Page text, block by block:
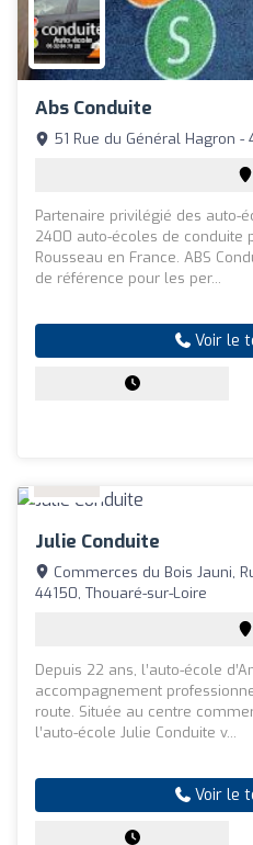
Abs Conduite
51 Rue du Général Hagron -
Partenaire privilégié des auto-
2400 auto-écoles de conduite
Rousseau en France. ABS
de référence pour les per...
Voir le
Julie Conduite
Commerces du Bois Jauni,
44150, Thouaré-sur-Loire
Depuis 22 ans, l’auto-école
accompagnement
route. Située au centre
l’auto-école Julie Conduite v...
Voir le